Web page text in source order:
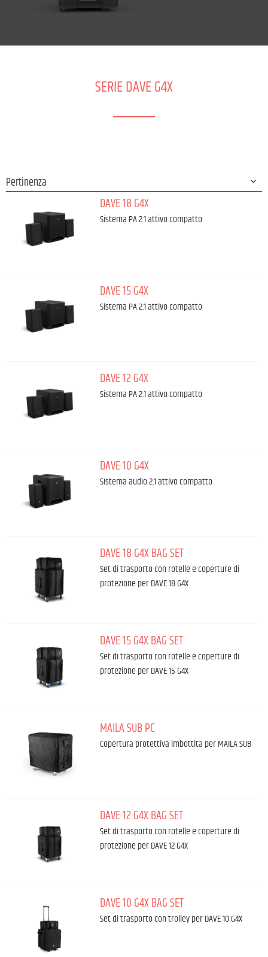
SERIE DAVE G4X
DAVE 18 G4X
Sistema PA 2.1 attivo compatto
DAVE 15 G4X
Sistema PA 2.1 attivo compatto
DAVE 12 G4X
Sistema PA 2.1 attivo compatto
DAVE 10 G4X
Sistema audio 2.1 attivo compatto
DAVE 18 G4X BAG SET
Set di trasporto con rotelle e coperture di
protezione per DAVE 18 G4X
DAVE 15 G4X BAG SET
Set di trasporto con rotelle e coperture di
protezione per DAVE 15 G4X
MAILA SUB PC
Copertura protettiva imbottita per MAILA SUB
DAVE 12 G4X BAG SET
Set di trasporto con rotelle e coperture di
protezione per DAVE 12 G4X
DAVE 10 G4X BAG SET
Set di trasporto con trolley per DAVE 10 G4X